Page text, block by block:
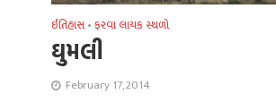
ઈતિહાસ •ફરવા લાયક સ્થળો
ઘુમલી
February 17, 2014